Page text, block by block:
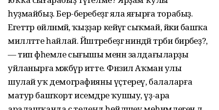
һуҙмайбыҙ. Бер-беребеҙгә яла яғырға торабыҙ.
Егеттәр өйләнмәй, ҡыҙҙар кейәүгә сыҡмай, йәки башҡа
милләтте һайлай. Йәштәребеҙгә ниндәй тәрбиә бирәбеҙ?,
— тип фәһемле сығышы менән залдағыларҙы
уйланырға мәжбүр итте. Фәнзил Аҡман улы
шулай уҡ демографияны үҫтереү, балаларға
матур башҡорт исемдәре ҡушыу, үҙ-ара